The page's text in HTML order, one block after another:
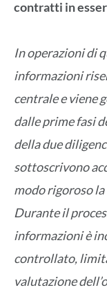
contratti in
In operazioni di
informazioni
centrale e viene
dalle prime fasi
della due
sottoscrivono
modo rigoroso
Durante il
informazioni è
controllato,
valutazione